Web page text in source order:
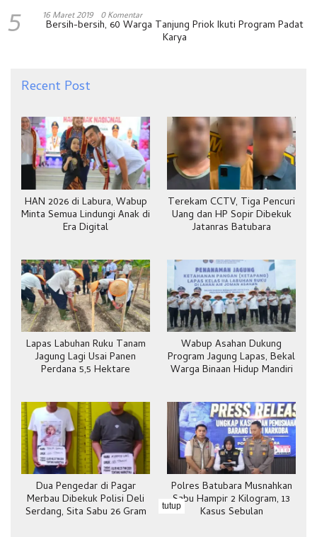
5 16 Maret 2019 0 Komentar
Bersih-bersih, 60 Warga Tanjung Priok Ikuti Program Padat
Karya
Recent Post
HAN 2026 di Labura, Wabup
Minta Semua Lindungi Anak di
Era Digital
Terekam CCTV, Tiga Pencuri
Uang dan HP Sopir Dibekuk
Jatanras Batubara
Lapas Labuhan Ruku Tanam
Jagung Lagi Usai Panen
Perdana 5,5 Hektare
Wabup Asahan Dukung
Program Jagung Lapas, Bekal
Warga Binaan Hidup Mandiri
Dua Pengedar di Pagar
Merbau Dibekuk Polisi Deli
Serdang, Sita Sabu 26 Gram
Polres Batubara Musnahkan
Sabu Hampir 2 Kilogram, 13
Kasus Sebulan
tutup